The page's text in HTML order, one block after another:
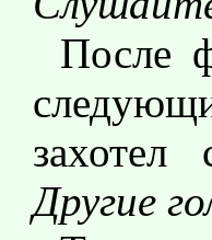
После
Другие